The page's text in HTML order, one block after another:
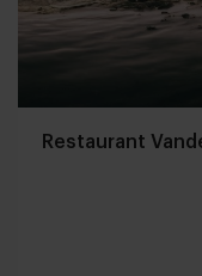
Restaurant